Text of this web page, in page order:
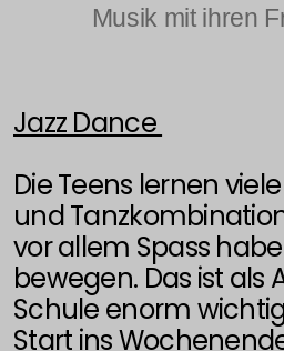
Musik mit ihren
Jazz Dance
Die Teens lernen
und
vor allem Spass
bewegen. Das ist als
Schule enorm
Start ins